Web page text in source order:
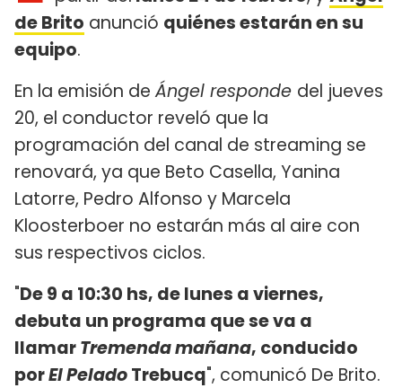
de Brito anunció quiénes estarán en su
equipo.
En la emisión deÁngel responde del jueves
20, el conductor reveló que la
programación del canal de streaming se
renovará, ya que Beto Casella, Yanina
Latorre, Pedro Alfonso y Marcela
Kloosterboer no estarán más al aire con
sus respectivos ciclos.
"De 9 a 10:30 hs, de lunes a viernes,
debuta un programa que se va a
llamarTremenda mañana, conducido
porEl PeladoTrebucq", comunicó De Brito.